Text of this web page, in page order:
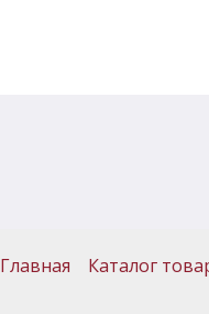
Главная Каталог